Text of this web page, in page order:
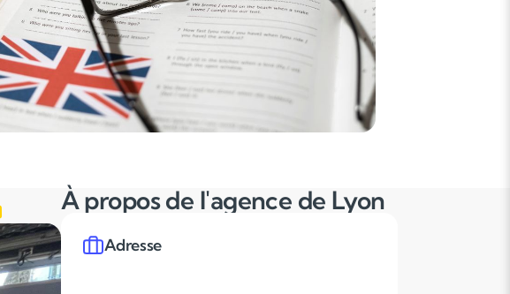
À propos de l'agence de Lyon
Adresse